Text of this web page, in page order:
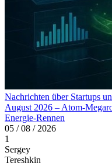
Nachrichten über Startups
August 2026 – Atom-
Energie-Rennen
05 / 08 / 2026
1
Sergey
Tereshkin